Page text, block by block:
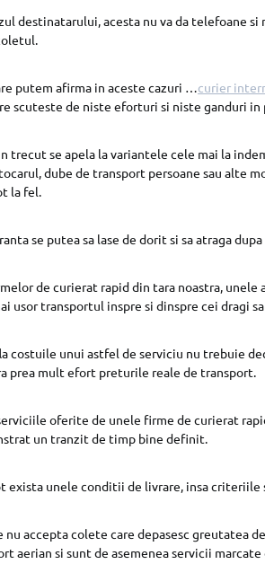
destinatarului, acesta nu va da telefoane
putem afirma in aceste cazuri … curier
scuteste de niste eforturi si niste ganduri in
trecut se apela la variantele cele mai la
dube de transport persoane sau alte
la fel.
se putea sa lase de dorit si sa atraga
de curierat rapid din tara noastra,
usor transportul inspre si dinspre cei dragi
costuile unui astfel de serviciu nu trebuie
prea mult efort preturile reale de transport.
oferite de unele firme de curierat
un tranzit de timp bine definit.
exista unele conditii de livrare, insa criteriile
nu accepta colete care depasesc greutatea
aerian si sunt de asemenea servicii